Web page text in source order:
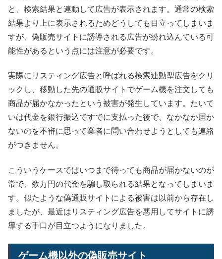
と、検索結果と連動して広告が表示されます。通常の検索
結果より上に表示されるためどうしても目立ってしまいま
すが、偽販売サイトに誘導される広告が紛れ込んでいる可
能性があるという点には注意が必要です。
実際にリスティング広告と呼ばれる検索連動型広告をクリ
ックし、移動した先の通販サイトでゲーム機を注文しても
商品が届かなかったという被害が発生しています。たいて
いは代金を銀行振込ですでに支払った後で、なかなか届か
ないのを不審に思って業者に問い合わせようとしても連絡
がつきません。
こういうケースではいつまで待っても商品が届かないのが
常で、数万円の代金を騙し取られる結果となってしまいま
す。似たような偽通販サイトによる被害は以前から存在し
ましたが、最近はリスティング広告を悪用してサイトに誘
導する手口が目立つようになりました。
ゲーム機以外の偽販売サイト